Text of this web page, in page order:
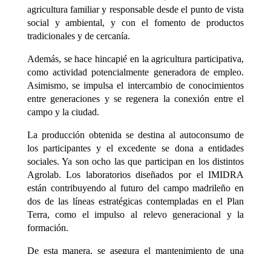
agricultura familiar y responsable desde el punto de vista
social y ambiental, y con el fomento de productos
tradicionales y de cercanía.
Además, se hace hincapié en la agricultura participativa,
como actividad potencialmente generadora de empleo.
Asimismo, se impulsa el intercambio de conocimientos
entre generaciones y se regenera la conexión entre el
campo y la ciudad.
La producción obtenida se destina al autoconsumo de
los participantes y el excedente se dona a entidades
sociales. Ya son ocho las que participan en los distintos
Agrolab. Los laboratorios diseñados por el IMIDRA
están contribuyendo al futuro del campo madrileño en
dos de las líneas estratégicas contempladas en el Plan
Terra, como el impulso al relevo generacional y la
formación.
De esta manera, se asegura el mantenimiento de una